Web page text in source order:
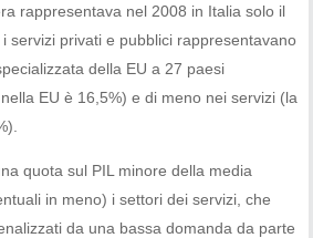
rappresentava nel 2008 in Italia solo il
servizi privati e pubblici rappresentavano
della EU a 27 paesi
EU è 16,5%) e di meno nei servizi (la
quota sul PIL minore della media
in meno) i settori dei servizi, che
da una bassa domanda da parte